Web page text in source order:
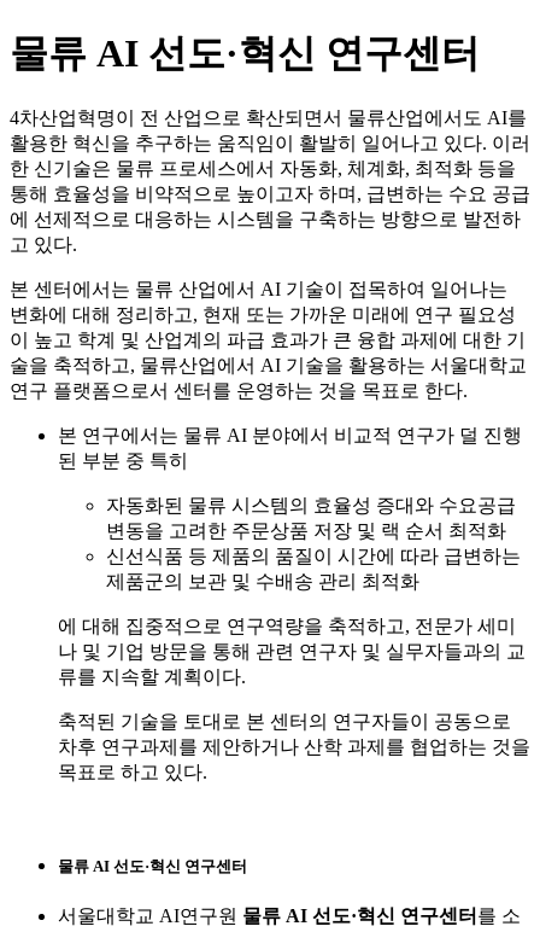
물류 AI 선도·혁신 연구센터
4차산업혁명이 전 산업으로 확산되면서 물류산업에서도 AI를
활용한 혁신을 추구하는 움직임이 활발히 일어나고 있다. 이러
한 신기술은 물류 프로세스에서 자동화, 체계화, 최적화 등을
통해 효율성을 비약적으로 높이고자 하며, 급변하는 수요 공급
에 선제적으로 대응하는 시스템을 구축하는 방향으로 발전하
고 있다.
본 센터에서는 물류 산업에서 AI 기술이 접목하여 일어나는
변화에 대해 정리하고, 현재 또는 가까운 미래에 연구 필요성
이 높고 학계 및 산업계의 파급 효과가 큰 융합 과제에 대한 기
술을 축적하고, 물류산업에서 AI 기술을 활용하는 서울대학교
연구 플랫폼으로서 센터를 운영하는 것을 목표로 한다.
본 연구에서는 물류 AI 분야에서 비교적 연구가 덜 진행
된 부분 중 특히
자동화된 물류 시스템의 효율성 증대와 수요공급
변동을 고려한 주문상품 저장 및 랙 순서 최적화
신선식품 등 제품의 품질이 시간에 따라 급변하는
제품군의 보관 및 수배송 관리 최적화
에 대해 집중적으로 연구역량을 축적하고, 전문가 세미
나 및 기업 방문을 통해 관련 연구자 및 실무자들과의 교
류를 지속할 계획이다.
축적된 기술을 토대로 본 센터의 연구자들이 공동으로
차후 연구과제를 제안하거나 산학 과제를 협업하는 것을
목표로 하고 있다.
물류 AI 선도·혁신 연구센터
서울대학교 AI연구원 물류 AI 선도·혁신 연구센터 를 소